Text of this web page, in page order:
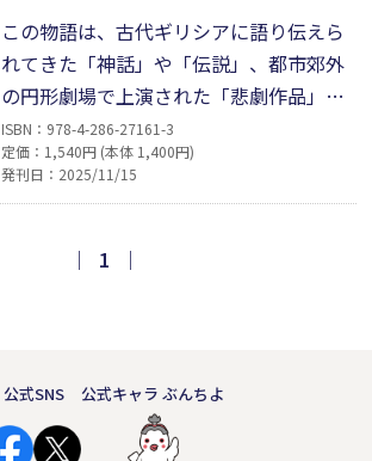
この物語は、古代ギリシアに語り伝えら
れてきた「神話」や「伝説」、都市郊外
の円形劇場で上演された「悲劇作品」、
それらに触発され、作者の中に去来した
空想から生まれたものである。……古代
のギリシアと地中海を舞台に、女はタブ
は「愛」と、「貴人意識」と、「愛国
ISBN：978-4-286-27161-3
定価：1,540円 (本体 1,400円)
発刊日：2025/11/15
｜ 1 ｜
公式SNS 公式キャラ ぶんちよ